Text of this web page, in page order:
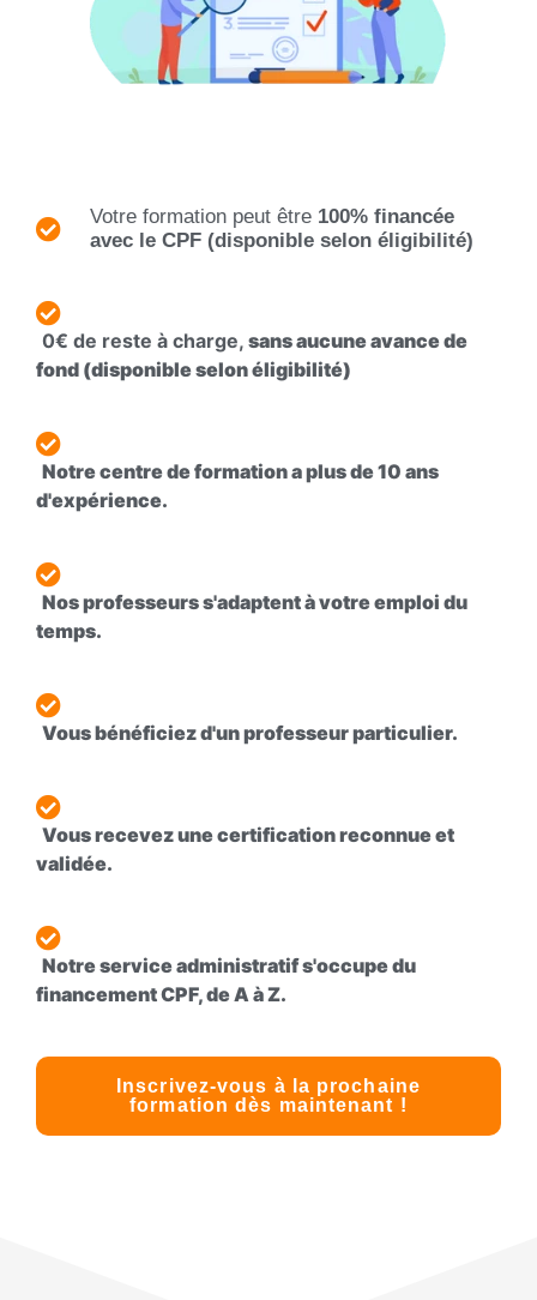
Votre formation peut être 100% financée
avec le CPF (disponible selon éligibilité)
0€ de reste à charge, sans aucune avance de
fond (disponible selon éligibilité)
Notre centre de formation a plus de10 ans
d'expérience.
Nos professeurs s'adaptent àvotre emploi du
temps.
Vous bénéficiez d'unprofesseur particulier.
Vous recevez unecertification reconnue et
validée.
Notre service administratif s'occupe du
financement CPF,de A à Z.
Inscrivez-vous à la prochaine
formation dès maintenant !